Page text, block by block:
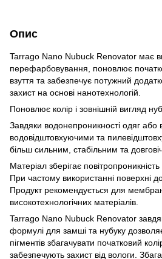
Опис
Tarrago Nano Nubuck Renovator має
перефарбовування, поновлює
взуття та забезпечує потужний
захист на основі нанотехнологій.
Поновлює колір і зовнішній вигляд
Завдяки водонепроникності одяг або
водовідштовхуючими та
більш сильним, стабільним та
Матеріал зберігає
При частому використанні поверхні
Продукт рекомендується для
високотехнологічних матеріалів.
Tarrago Nano Nubuck Renovator
формулі для замші та нубуку
пігментів збагачувати початковий
забезпечують захист від вологи.